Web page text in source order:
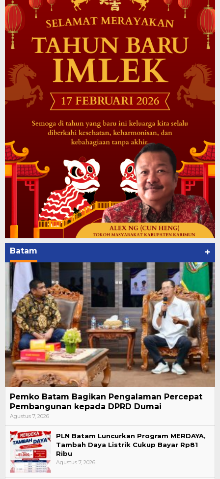
Batam +
Pemko Batam Bagikan Pengalaman Percepat
Pembangunan kepada DPRD Dumai
Agustus 7, 2026
PLN Batam Luncurkan Program MERDAYA,
Tambah Daya Listrik Cukup Bayar Rp81
Ribu
Agustus 7, 2026